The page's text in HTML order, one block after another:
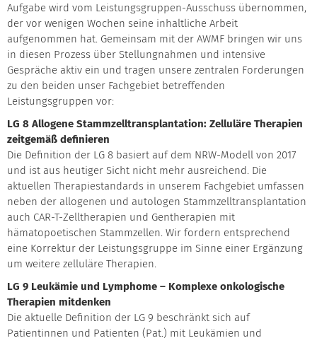
Aufgabe wird vom Leistungsgruppen-Ausschuss übernommen,
der vor wenigen Wochen seine inhaltliche Arbeit
aufgenommen hat. Gemeinsam mit der AWMF bringen wir uns
in diesen Prozess über Stellungnahmen und intensive
Gespräche aktiv ein und tragen unsere zentralen Forderungen
zu den beiden unser Fachgebiet betreffenden
Leistungsgruppen vor:
LG 8 Allogene Stammzelltransplantation: Zelluläre Therapien
zeitgemäß definieren
Die Definition der LG 8 basiert auf dem NRW-Modell von 2017
und ist aus heutiger Sicht nicht mehr ausreichend. Die
aktuellen Therapiestandards in unserem Fachgebiet umfassen
neben der allogenen und autologen Stammzelltransplantation
auch CAR-T-Zelltherapien und Gentherapien mit
hämatopoetischen Stammzellen. Wir fordern entsprechend
eine Korrektur der Leistungsgruppe im Sinne einer Ergänzung
um weitere zelluläre Therapien.
LG 9 Leukämie und Lymphome – Komplexe onkologische
Therapien mitdenken
Die aktuelle Definition der LG 9 beschränkt sich auf
Patientinnen und Patienten (Pat.) mit Leukämien und